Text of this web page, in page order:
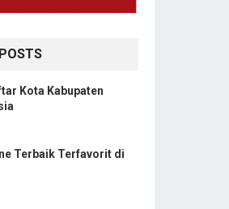
Kota Kabupaten
Terbaik Terfavorit di